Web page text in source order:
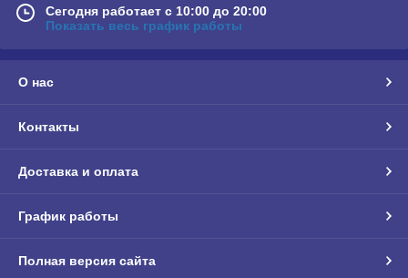
Сегодня работает с 10:00 до 20:00
Показать весь график работы
О нас
Контакты
Доставка и оплата
График работы
Полная версия сайта